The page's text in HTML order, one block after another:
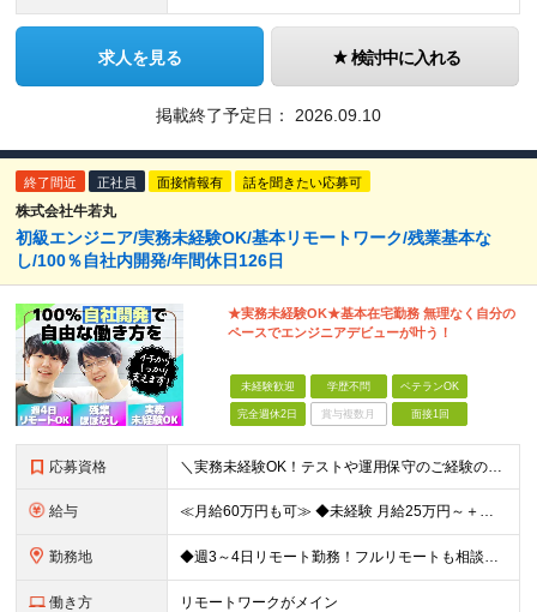
求人を見る 検討中に入れる
掲載終了予定日： 2026.09.10
終了間近 正社員 面接情報有 話を聞きたい応募可
株式会社牛若丸
初級エンジニア/実務未経験OK/基本リモートワーク/残業基本な
し/100％自社内開発/年間休日126日
★実務未経験OK★基本在宅勤務 無理なく自分の
ペースでエンジニアデビューが叶う！
未経験歓迎 学歴不問 ベテランOK
完全週休2日 賞与複数月 面接1回
応募資格 ＼実務未経験OK！テストや運用保守のご経験のみも歓迎／ ◆学歴不問 ◆独学やスクールでIT知識を身につけた方 ┗実務未経験OK！エンジニアデビューをしっかり支えます◎ ≪こんな方にピッタリ≫ ◇腰
給与 ≪月給60万円も可≫ ◆未経験 月給25万円～＋残業代全額支給＋各種手当 ◆経験者 月給30万円～60万円＋残業代全額支給＋各種手当 ※前職の給与・経験・能力などを考慮の上、当社規定により優遇し
勤務地 ◆週3～4日リモート勤務！フルリモートも相談可 ◆出社の場合は16:30退社 ◆転勤なし 【本社】 東京都港区新橋3-5-1 サンパウロビル2F (変更の範囲)上記を除く当社関連勤務地
働き方 リモートワークがメイン